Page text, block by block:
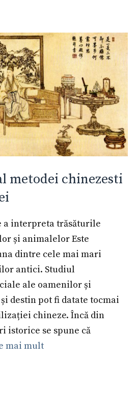
metodei chinezesti
a interpreta trăsăturile
și animalelor Este
dintre cele mai mari
antici. Studiul
ale oamenilor și
destin pot fi datate tocmai
chineze. Încă din
istorice se spune că
mai mult